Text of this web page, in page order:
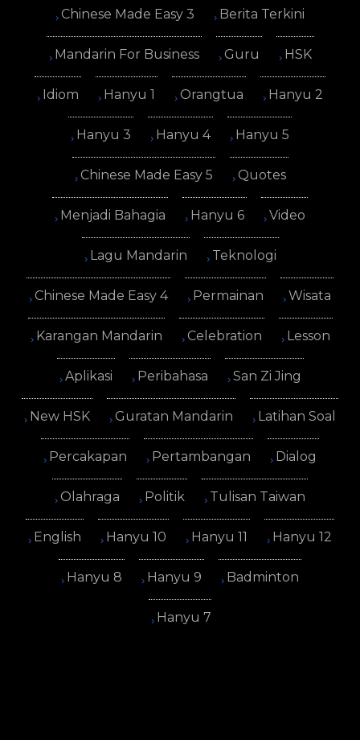
Chinese Made Easy 3 Berita Terkini
Mandarin For Business Guru HSK
Idiom Hanyu 1 Orangtua Hanyu 2
Hanyu 3 Hanyu 4 Hanyu 5
Chinese Made Easy 5 Quotes
Menjadi Bahagia Hanyu 6 Video
Lagu Mandarin Teknologi
Chinese Made Easy 4 Permainan Wisata
Karangan Mandarin Celebration Lesson
Aplikasi Peribahasa San Zi Jing
New HSK Guratan Mandarin Latihan Soal
Percakapan Pertambangan Dialog
Olahraga Politik Tulisan Taiwan
English Hanyu 10 Hanyu 11 Hanyu 12
Hanyu 8 Hanyu 9 Badminton
Hanyu 7